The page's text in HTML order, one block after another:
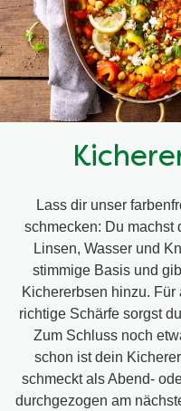
Lass dir unser
schmecken: Du machst
Linsen, Wasser und
stimmige Basis und
Kichererbsen hinzu.
richtige Schärfe sorgst
Zum Schluss noch
schon ist dein
schmeckt als Abend-
durchgezogen am